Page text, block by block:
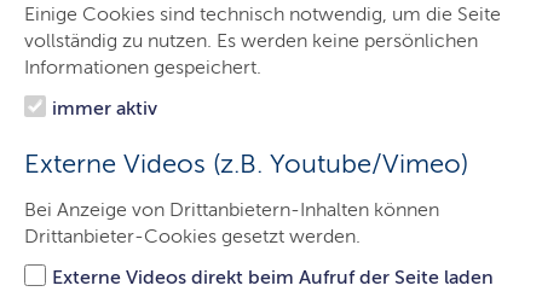
Einige Cookies sind technisch notwendig, um die Seite
vollständig zu nutzen. Es werden keine persönlichen
Informationen gespeichert.
immer aktiv
Externe Videos (z.B. Youtube/Vimeo)
Bei Anzeige von Drittanbietern-Inhalten können
Drittanbieter-Cookies gesetzt werden.
Externe Videos direkt beim Aufruf der Seite laden
Beteiligte
Ergebnisse
Schleswig-Holstein
LETZTE AKTUALISIERUNG: 08.04.2025